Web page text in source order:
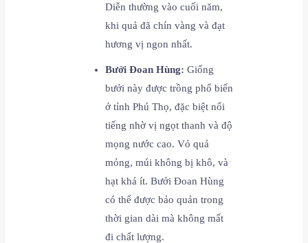
Diễn thường vào cuối năm,
khi quả đã chín vàng và đạt
hương vị ngon nhất.
Bưởi Đoan Hùng: Giống
bưởi này được trồng phổ biến
ở tỉnh Phú Thọ, đặc biệt nổi
tiếng nhờ vị ngọt thanh và độ
mọng nước cao. Vỏ quả
mỏng, múi không bị khô, và
hạt khá ít. Bưởi Đoan Hùng
có thể được bảo quản trong
thời gian dài mà không mất
đi chất lượng.